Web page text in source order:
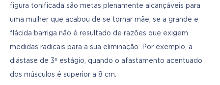
figura tonificada são metas plenamente alcançáveis para
uma mulher que acabou de se tornar mãe, se a grande e
flácida barriga não é resultado de razões que exigem
medidas radicais para a sua eliminação. Por exemplo, a
diástase de 3º estágio, quando o afastamento acentuado
dos músculos é superior a 8 cm.